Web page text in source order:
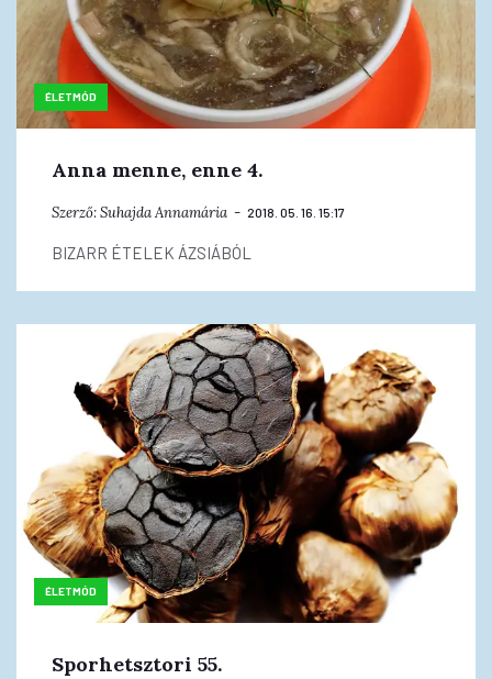
ÉLETMÓD
Anna menne, enne 4.
Szerző:Suhajda Annamária 2018. 05. 16. 15:17
BIZARR ÉTELEK ÁZSIÁBÓL
ÉLETMÓD
Sporhetsztori 55.